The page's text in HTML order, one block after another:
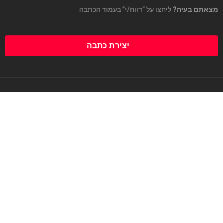
מצאתם בעיה? ליחצו על “דווח/י” בעמוד הכתבה
יצירת כתבה